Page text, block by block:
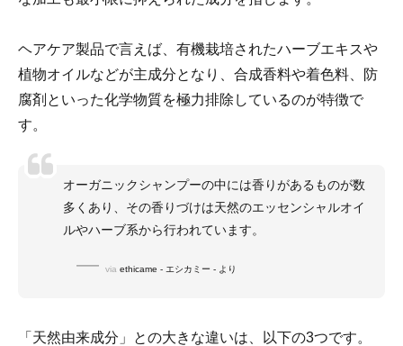
ヘアケア製品で言えば、有機栽培されたハーブエキスや
植物オイルなどが主成分となり、合成香料や着色料、防
腐剤といった化学物質を極力排除しているのが特徴で
す。
オーガニックシャンプーの中には香りがあるものが数
多くあり、その香りづけは天然のエッセンシャルオイ
ルやハーブ系から行われています。
via ethicame - エシカミー - より
「天然由来成分」との大きな違いは、以下の3つです。